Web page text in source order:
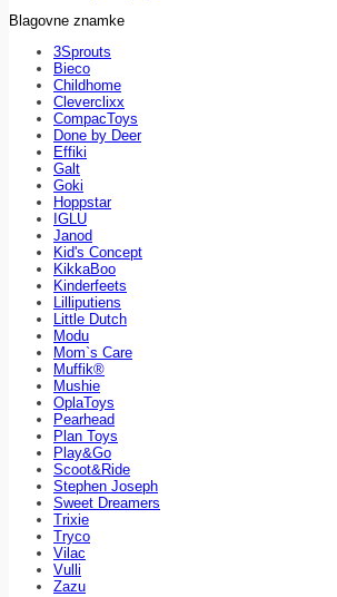
Blagovne znamke
3Sprouts
Bieco
Childhome
Cleverclixx
CompacToys
Done by Deer
Effiki
Galt
Goki
Hoppstar
IGLU
Janod
Kid's Concept
KikkaBoo
Kinderfeets
Lilliputiens
Little Dutch
Modu
Mom`s Care
Muffik®
Mushie
OplaToys
Pearhead
Plan Toys
Play&Go
Scoot&Ride
Stephen Joseph
Sweet Dreamers
Trixie
Tryco
Vilac
Vulli
Zazu